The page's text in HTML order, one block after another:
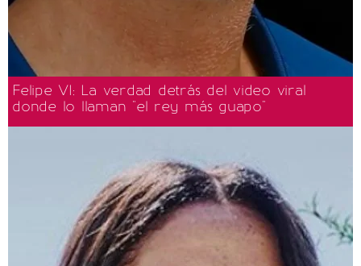
Felipe VI: La verdad detrás del video viral
donde lo llaman "el rey más guapo"